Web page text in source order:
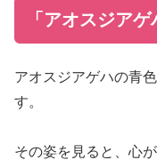
「アオスジア
アオスジアゲハの青
す。
その姿を見ると、心